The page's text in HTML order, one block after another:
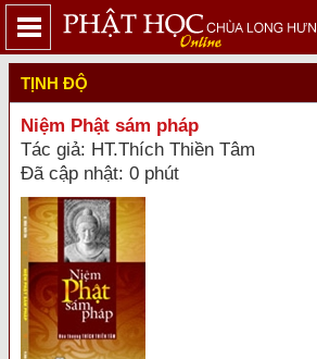
TỊNH ĐỘ
Niệm Phật sám pháp
Tác giả: HT.Thích Thiền Tâm
Đã cập nhật: 0 phút